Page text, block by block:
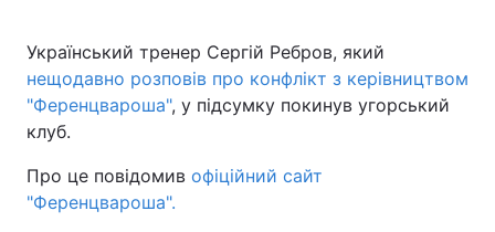
Головна Війна
Україна
Економіка Світ
Український тренер Сергій Ребров, який
нещодавно розповів про конфлікт з керівництвом
"Ференцвароша", у підсумку покинув угорський
клуб.
Про це повідомив офіційний сайт
"Ференцвароша".